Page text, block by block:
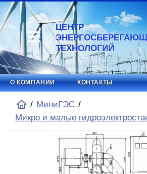
ЦЕНТР
ТЕХНОЛОГИЙ
О КОМПАНИИ КОНТАКТЫ
МиниГЭС
Микро и малые